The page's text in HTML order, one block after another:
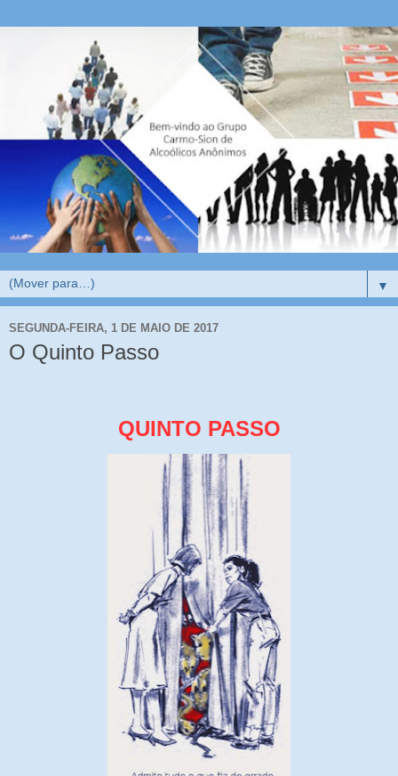
▼
SEGUNDA-FEIRA, 1 DE MAIO DE 2017
O Quinto Passo
QUINTO PASSO